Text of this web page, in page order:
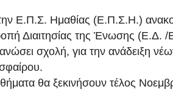
Ε.Π.Σ. Ημαθίας (Ε.Π.Σ.Η.)
Διαιτησίας της Ένωσης (Ε.Δ.
σχολή, για την ανάδειξη
θα ξεκινήσουν τέλος